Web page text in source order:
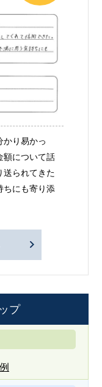
かり易かっ
額について話
送られてきた
ちにも寄り添
プ